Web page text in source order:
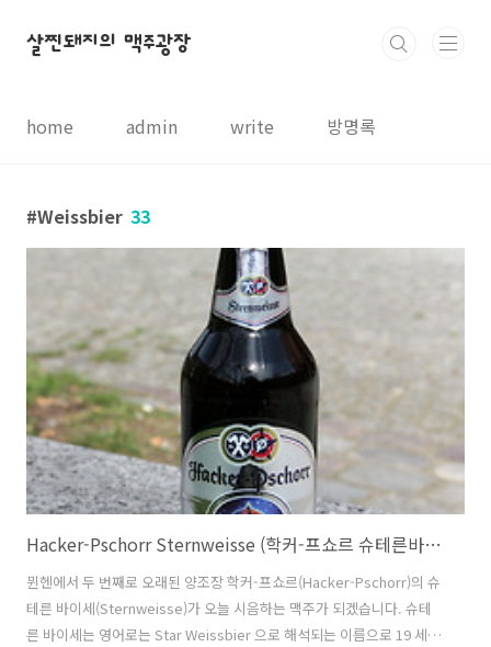
살찐돼지의 맥주광장
home admin write 방명록
Weissbier 33
Hacker-Pschorr Sternweisse (학커-프쇼르 슈테른바이세) - 5.5%
뮌헨에서 두 번째로 오래된 양조장 학커-프쇼르(Hacker-Pschorr)의 슈
테른 바이세(Sternweisse)가 오늘 시음하는 맥주가 되겠습니다. 슈테
른 바이세는 영어로는 Star Weissbier 으로 해석되는 이름으로 19 세기